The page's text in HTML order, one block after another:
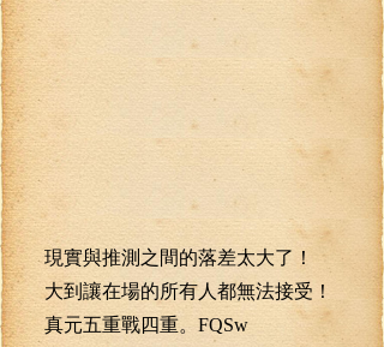
現實與推測之間的落差太大了！
大到讓在場的所有人都無法接受！
真元五重戰四重。FQSw